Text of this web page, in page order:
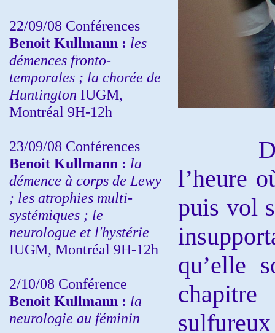
22/09/08 Conférences
Benoit Kullmann : les
démences fronto-
temporales ; la chorée de
Huntington IUGM,
Montréal 9H-12h
23/09/08 Conférences
Benoit Kullmann : la
démence à corps de Lewy
; les atrophies multi-
systémiques ; le
neurologue et l'hystérie
IUGM, Montréal 9H-12h
2/10/08 Conférence
Benoit Kullmann : la
neurologie au féminin
l’heure
puis vol
qu’elle